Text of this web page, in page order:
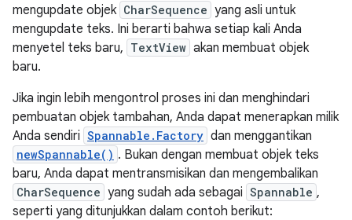
mengupdate objek CharSequence yang asli untuk
mengupdate teks. Ini berarti bahwa setiap kali Anda
menyetel teks baru, TextView akan membuat objek
baru.
Jika ingin lebih mengontrol proses ini dan menghindari
pembuatan objek tambahan, Anda dapat menerapkan milik
Anda sendiri Spannable.Factory dan menggantikan
newSpannable() . Bukan dengan membuat objek teks
baru, Anda dapat mentransmisikan dan mengembalikan
CharSequence yang sudah ada sebagai Spannable ,
seperti yang ditunjukkan dalam contoh berikut: